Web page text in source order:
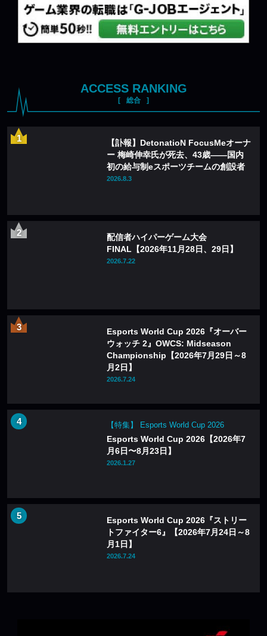
ACCESS RANKING
総合
【訃報】DetonatioN FocusMeオーナ
ー 梅崎伸幸氏が死去、43歳——国内
初の給与制eスポーツチームの創設者
2026.8.3
配信者ハイパーゲーム大会
FINAL【2026年11月28日、29日】
2026.7.22
Esports World Cup 2026『オーバー
ウォッチ 2』OWCS: Midseason
Championship【2026年7月29日～8
月2日】
2026.7.24
【特集】 Esports World Cup 2026
Esports World Cup 2026【2026年7
月6日〜8月23日】
2026.1.27
Esports World Cup 2026『ストリー
トファイター6』【2026年7月24日～8
月1日】
2026.7.24